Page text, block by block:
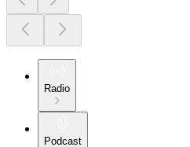
Radio
Podcast